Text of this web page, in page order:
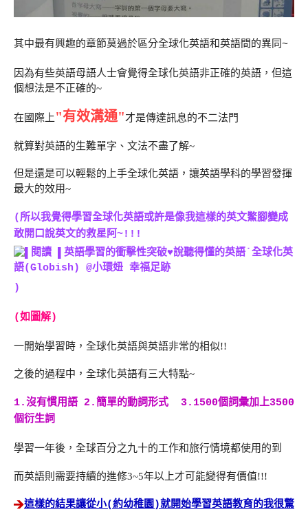
其中最有興趣的章節莫過於區分全球化英語和英語間的異同~
因為有些英語母語人士會覺得全球化英語非正確的英語，但這
個想法是不正確的~
在國際上"有效溝通"才是傳達訊息的不二法門
就算對英語的生難單字、文法不盡了解~
但是還是可以輕鬆的上手全球化英語，讓英語學科的學習發揮
最大的效用~
(所以我覺得學習全球化英語或許是像我這樣的英文鱉腳變成
敢開口說英文的救星阿~!!!
)
(如圖解)
一開始學習時，全球化英語與英語非常的相似!!
之後的過程中，全球化英語有三大特點~
1.沒有慣用語 2.簡單的動詞形式 3.1500個詞彙加上3500
個衍生詞
學習一年後，全球百分之九十的工作和旅行情境都使用的到
而英語則需要持續的進修3~5年以上才可能變得有價值!!!
這樣的結果讓從小(約幼稚園)就開始學習英語教育的我很驚